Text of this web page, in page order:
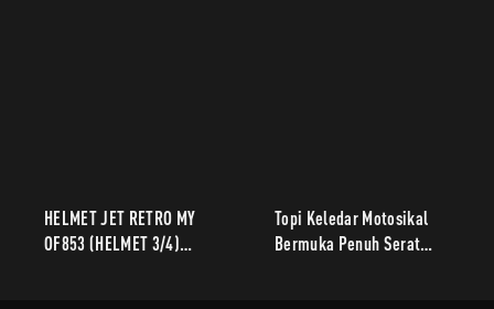
HELMET JET RETRO MY
OF853 (HELMET 3/4)
Topi Keledar Motosikal
Bermuka Penuh Serat